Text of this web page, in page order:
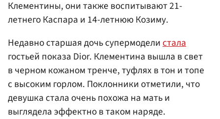
Клементины, они также воспитывают 21-
летнего Каспара и 14-летнюю Козиму.
Недавно старшая дочь супермоделистала
гостьей показа Dior. Клементина вышла в свет
в черном кожаном тренче, туфлях в тон и топе
с высоким горлом. Поклонники отметили, что
девушка стала очень похожа на мать и
выглядела эффектно в таком наряде.